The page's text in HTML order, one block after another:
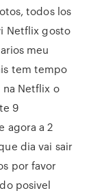
todos los
Netflix gosto
meu
tem tempo
Netflix o
9
agora a 2
dia vai sair
por favor
posivel